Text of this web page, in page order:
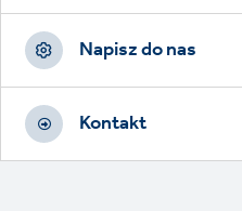
Napisz do nas
Kontakt